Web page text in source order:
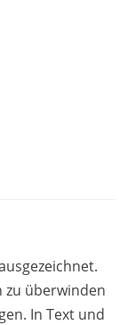
zu überwinden
In Text und